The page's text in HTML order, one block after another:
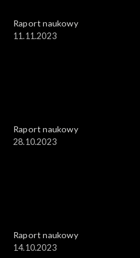
Raport naukowy
11.11.2023
Raport naukowy
28.10.2023
Raport naukowy
14.10.2023